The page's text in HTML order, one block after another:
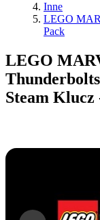
Inne
LEGO
Pack
LEGO
Steam